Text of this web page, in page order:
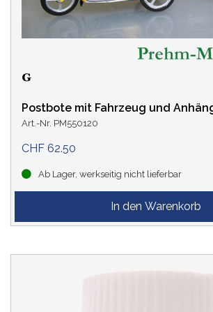
Postbote mit Fahrzeug und
Art.-Nr. PM550120
CHF 62.50
Ab Lager, werkseitig nicht lieferbar